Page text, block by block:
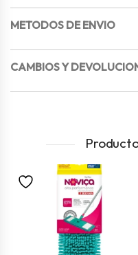
METODOS DE ENVIO
CAMBIOS Y